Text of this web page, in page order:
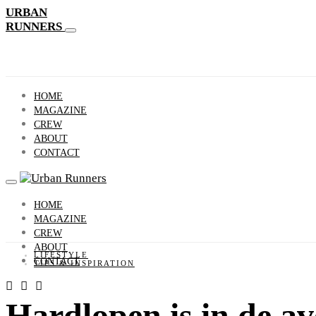
URBAN
RUNNERS
HOME
MAGAZINE
CREW
ABOUT
CONTACT
HOME
MAGAZINE
CREW
ABOUT
CONTACT
LIFESTYLE
TIPS & INSPIRATION